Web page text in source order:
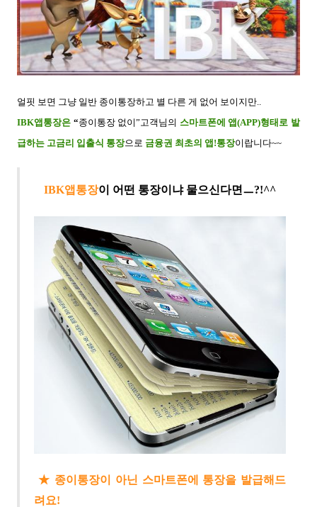
얼핏 보면 그냥 일반 종이통장하고 별 다른 게 없어 보이지만..
IBK앱통장은 “종이통장 없이”고객님의 스마트폰에 앱(APP)형태로 발
급하는 고금리 입출식 통장으로 금융권 최초의 앱!통장이랍니다~~
IBK앱통장이 어떤 통장이냐 물으신다면ㅡ?!^^
★ 종이통장이 아닌 스마트폰에 통장을 발급해드
려요!